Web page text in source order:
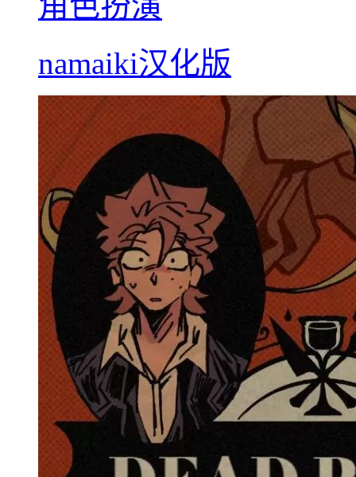
namaiki汉化版